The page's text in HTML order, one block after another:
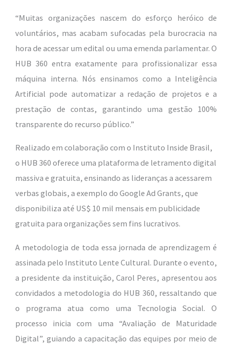
“Muitas organizações nascem do esforço heróico de
voluntários, mas acabam sufocadas pela burocracia na
hora de acessar um edital ou uma emenda parlamentar. O
HUB 360 entra exatamente para profissionalizar essa
máquina interna. Nós ensinamos como a Inteligência
Artificial pode automatizar a redação de projetos e a
prestação de contas, garantindo uma gestão 100%
transparente do recurso público.”
Realizado em colaboração com o Instituto Inside Brasil,
o HUB 360 oferece uma plataforma de letramento digital
massiva e gratuita, ensinando as lideranças a acessarem
verbas globais, a exemplo do Google Ad Grants, que
disponibiliza até US$ 10 mil mensais em publicidade
gratuita para organizações sem fins lucrativos.
A metodologia de toda essa jornada de aprendizagem é
assinada pelo Instituto Lente Cultural. Durante o evento,
a presidente da instituição, Carol Peres, apresentou aos
convidados a metodologia do HUB 360, ressaltando que
o programa atua como uma Tecnologia Social. O
processo inicia com uma “Avaliação de Maturidade
Digital”, guiando a capacitação das equipes por meio de